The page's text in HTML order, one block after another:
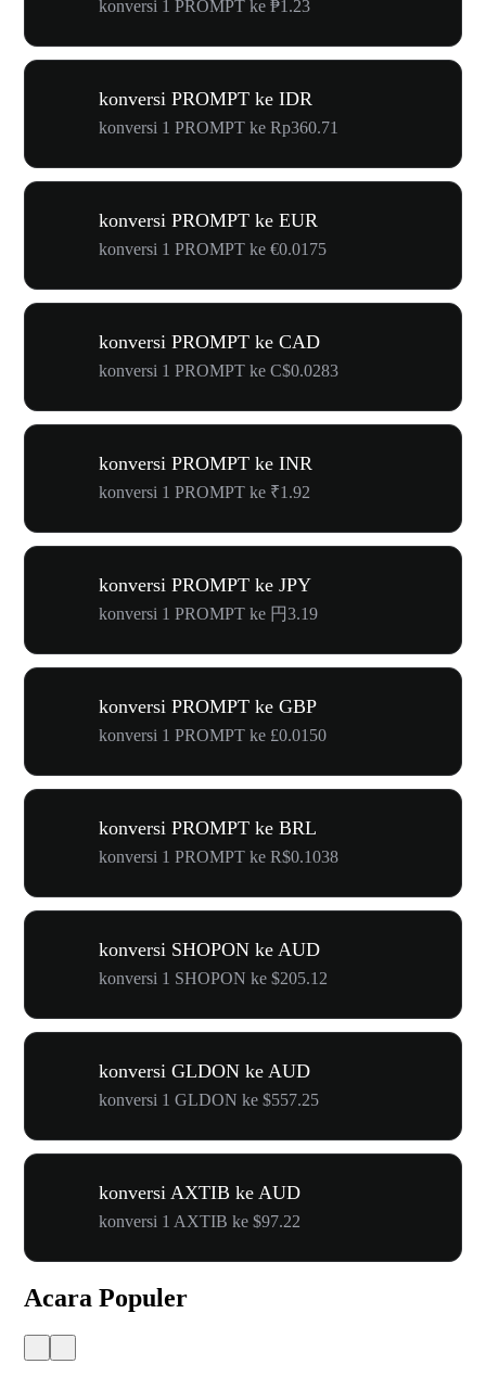
konversi 1 PROMPT ke ₱1.23
konversi PROMPT ke IDR
konversi 1 PROMPT ke Rp360.71
konversi PROMPT ke EUR
konversi 1 PROMPT ke €0.0175
konversi PROMPT ke CAD
konversi 1 PROMPT ke C$0.0283
konversi PROMPT ke INR
konversi 1 PROMPT ke ₹1.92
konversi PROMPT ke JPY
konversi 1 PROMPT ke 円3.19
konversi PROMPT ke GBP
konversi 1 PROMPT ke £0.0150
konversi PROMPT ke BRL
konversi 1 PROMPT ke R$0.1038
konversi SHOPON ke AUD
konversi 1 SHOPON ke $205.12
konversi GLDON ke AUD
konversi 1 GLDON ke $557.25
konversi AXTIB ke AUD
konversi 1 AXTIB ke $97.22
Acara Populer